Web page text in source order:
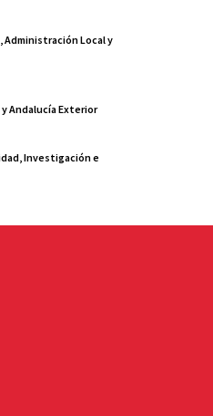
Administración Local y
Andalucía Exterior
Investigación e